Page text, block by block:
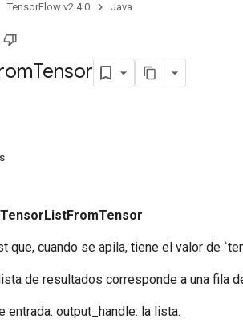
TensorFlow v2.4.0 Java
Tensor
TensorListFromTensor
que, cuando se apila, tiene el valor de
de resultados corresponde a una fila
entrada. output_handle: la lista.